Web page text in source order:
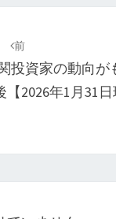
前
投資家の動向が
2026年1月31日